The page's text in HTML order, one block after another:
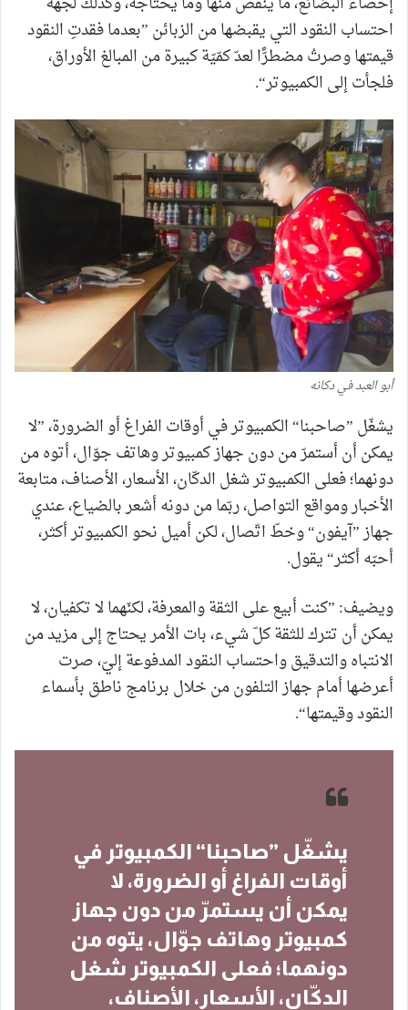
احتساب النقود التي يقبضها من الزبائن ”بعدما فقدتِ النقود
قيمتها وصرتُ مضطرًّا لعدّ كمّيّة كبيرة من المبالغ الأوراق،
فلجأت إلى الكمبيوتر“.
أبو العبد في دكانه
يشغّل ”صاحبنا“ الكمبيوتر في أوقات الفراغ أو الضرورة، ”لا
يمكن أن أستمرّ من دون جهاز كمبيوتر وهاتف جوّال، أتوه من
دونهما؛ فعلى الكمبيوتر شغل الدكّان، الأسعار، الأصناف، متابعة
الأخبار ومواقع التواصل، ربّما من دونه أشعر بالضياع، عندي
جهاز ”آيفون“ وخطّ اتّصال، لكن أميل نحو الكمبيوتر أكثر،
أحبّه أكثر“ يقول.
ويضيف: ”كنت أبيع على الثقة والمعرفة، لكنّهما لا تكفيان، لا
يمكن أن تترك للثقة كلّ شيء، بات الأمر يحتاج إلى مزيد من
الانتباه والتدقيق واحتساب النقود المدفوعة إليّ، صرت
أعرضها أمام جهاز التلفون من خلال برنامج ناطق بأسماء
النقود وقيمتها“.
يشغّل ”صاحبنا“ الكمبيوتر في
أوقات الفراغ أو الضرورة، لا
يمكن أن يستمرّ من دون جهاز
كمبيوتر وهاتف جوّال، يتوه من
دونهما؛ فعلى الكمبيوتر شغل
الدكّان، الأسعار، الأصناف،